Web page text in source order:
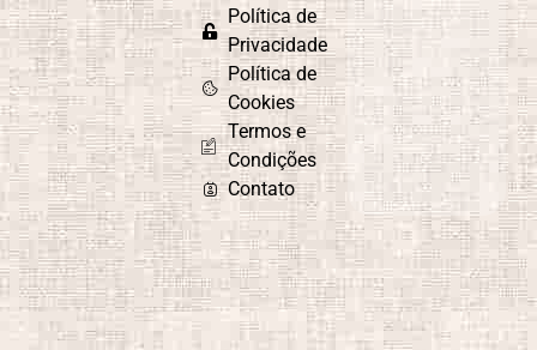
Política de
Privacidade
Política de
Cookies
Termos e
Condições
Contato